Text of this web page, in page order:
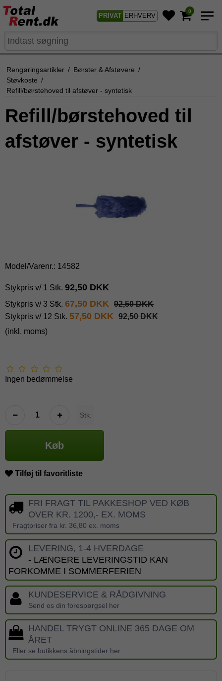
PRIVAT ERHVERV
0
Rengøringsartikler / Børster & Afstøvere /
Støvkoste /
Refill/børstehoved til afstøver - syntetisk
Refill/børstehoved til
afstøver - syntetisk
Model/Varenr.: 14582
Stykpris v/ 1 Stk. 92,50 DKK
Stykpris v/ 3 Stk. 67,50 DKK 92,50 DKK
Stykpris v/ 12 Stk. 57,50 DKK 92,50 DKK
(inkl. moms)
Ingen bedømmelse
Stk.
Køb
Tilføj til favoritliste
FRI FRAGT TIL PAKKESHOP VED KØB
OVER KR. 1200,- EX. MOMS
Fragtpriser fra kr. 36,80 ex. moms
LEVERING, 1-4 HVERDAGE
- LÆNGERE LEVERINGSTID KAN
FORKOMME I SOMMERFERIEN
KUNDESERVICE & RÅDGIVNING
Send os din forespørgsel her
HANDEL TRYGT ONLINE 365 DAGE OM
ÅRET
Eller se butikkens åbningstider her